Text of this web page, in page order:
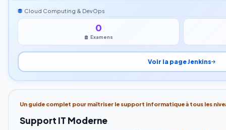
Cloud Computing & DevOps
0
Examens
Voir la page Jenkins
Un guide complet pour maîtriser le support informatique à tous les
Support IT Moderne